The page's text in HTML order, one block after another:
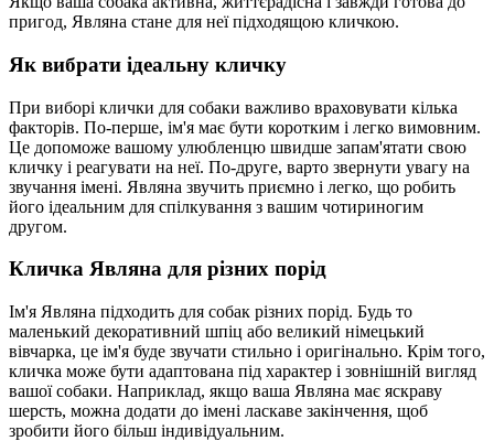
пригод, Являна стане для неї підходящою кличкою.
Як вибрати ідеальну кличку
При виборі клички для собаки важливо враховувати кілька
факторів. По-перше, ім'я має бути коротким і легко вимовним.
Це допоможе вашому улюбленцю швидше запам'ятати свою
кличку і реагувати на неї. По-друге, варто звернути увагу на
звучання імені. Являна звучить приємно і легко, що робить
його ідеальним для спілкування з вашим чотириногим
другом.
Кличка Являна для різних порід
Ім'я Являна підходить для собак різних порід. Будь то
маленький декоративний шпіц або великий німецький
вівчарка, це ім'я буде звучати стильно і оригінально. Крім того,
кличка може бути адаптована під характер і зовнішній вигляд
вашої собаки. Наприклад, якщо ваша Являна має яскраву
шерсть, можна додати до імені ласкаве закінчення, щоб
зробити його більш індивідуальним.